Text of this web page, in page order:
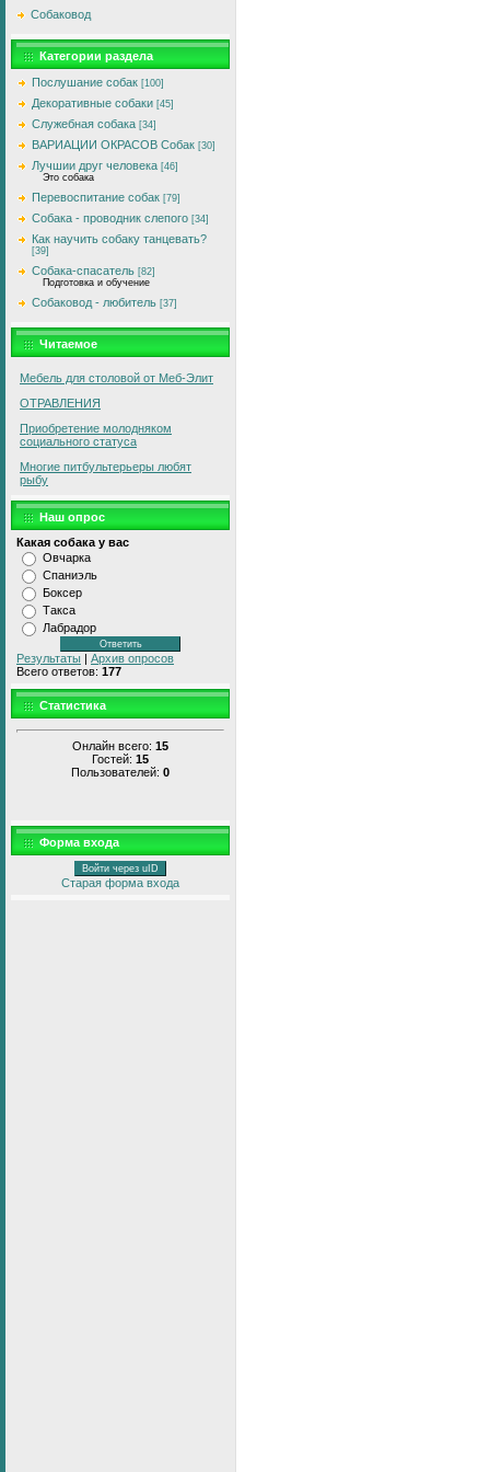
Собаковод
Категории раздела
Послушание собак [100]
Декоративные собаки [45]
Служебная собака [34]
ВАРИАЦИИ ОКРАСОВ Собак [30]
Лучшии друг человека [46]
Это собака
Перевоспитание собак [79]
Собака - проводник слепого [34]
Как научить собаку танцевать?
[39]
Собака-спасатель [82]
Подготовка и обучение
Собаковод - любитель [37]
Читаемое
Мебель для столовой от Меб-Элит
ОТРАВЛЕНИЯ
Приобретение молодняком
социального статуса
Многие питбультерьеры любят
рыбу
Наш опрос
Какая собака у вас
Овчарка
Спаниэль
Боксер
Такса
Лабрадор
Результаты | Архив опросов
Всего ответов: 177
Статистика
Онлайн всего: 15
Гостей: 15
Пользователей: 0
Форма входа
Войти через uID
Старая форма входа